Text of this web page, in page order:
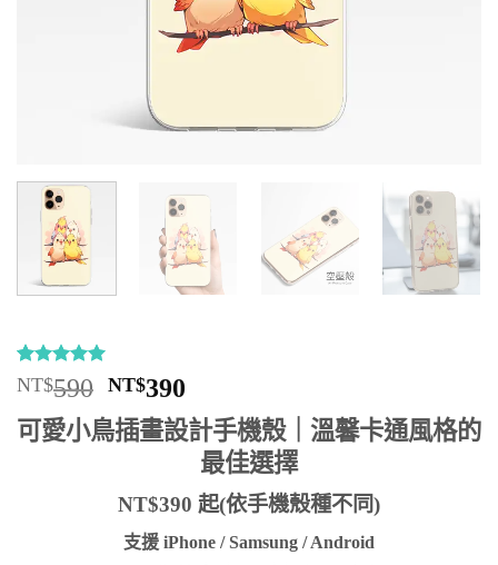
評分5/
5，已有
5
位
顧客進行評
分
NT$590 原
始
價
NT$590。
NT$390
前
價
格：
NT$390。
可愛小鳥插畫設計手機殼｜溫馨卡通風格的
最佳選擇
NT$390 起(依手機殼種不同)
支援 iPhone / Samsung / Android